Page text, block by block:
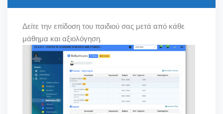
Δείτε την επίδοση του παιδιού σας μετά από κάθε
μάθημα και αξιολόγηση.